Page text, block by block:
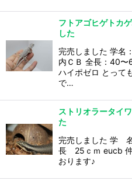
フトアゴヒゲトカ
した
完売しました 学名
内ＣＢ 全長：40
ハイポゼロ とって
で…
ストリオラータイ
た
完売しました 学
長 25ｃｍ eucb 仲
おります♪